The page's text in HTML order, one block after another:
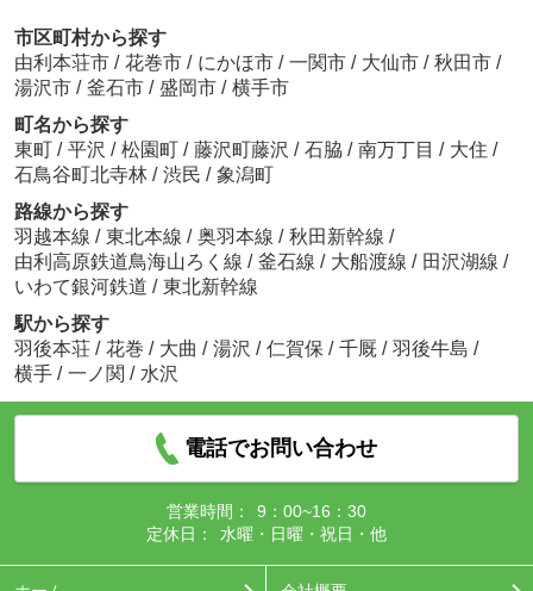
市区町村から探す
由利本荘市 / 花巻市 / にかほ市 / 一関市 / 大仙市 / 秋田市 /
湯沢市 / 釜石市 / 盛岡市 / 横手市
町名から探す
東町 / 平沢 / 松園町 / 藤沢町藤沢 / 石脇 / 南万丁目 / 大住 /
石鳥谷町北寺林 / 渋民 / 象潟町
路線から探す
羽越本線 / 東北本線 / 奥羽本線 / 秋田新幹線 /
由利高原鉄道鳥海山ろく線 / 釜石線 / 大船渡線 / 田沢湖線 /
いわて銀河鉄道 / 東北新幹線
駅から探す
羽後本荘 / 花巻 / 大曲 / 湯沢 / 仁賀保 / 千厩 / 羽後牛島 /
横手 / 一ノ関 / 水沢
電話でお問い合わせ
営業時間：
9：00~16：30
定休日：
水曜・日曜・祝日・他